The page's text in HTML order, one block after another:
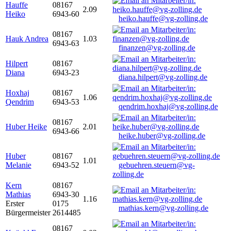
Hauffe
Heiko
08167
6943-60
2.09
heiko.hauffe@vg-zolling.de
Hauk Andrea
08167
6943-63
1.03
finanzen@vg-zolling.de
Hilpert
Diana
08167
6943-23
diana.hilpert@vg-zolling.de
Hoxhaj
Qendrim
08167
6943-53
1.06
qendrim.hoxhaj@vg-zolling.de
Huber Heike
08167
6943-66
2.01
heike.huber@vg-zolling.de
Huber
Melanie
08167
6943-52
1.01
gebuehren.steuern@vg-
zolling.de
Kern
Mathias
Erster
Bürgermeister
08167
6943-30
0175
2614485
1.16
mathias.kern@vg-zolling.de
08167